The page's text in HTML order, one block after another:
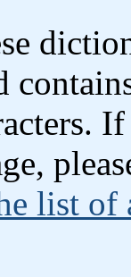
list of